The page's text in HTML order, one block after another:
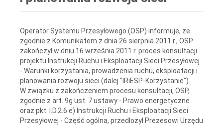
Operator Systemu Przesyłowego (OSP) informuje, że
zgodnie z Komunikatem z dnia 26 sierpnia 2011 r., OSP
zakończył w dniu 16 września 2011 r. proces konsultacji
projektu Instrukcji Ruchu i Eksploatacji Sieci Przesyłowej
- Warunki korzystania, prowadzenia ruchu, eksploatacji i
planowania rozwoju sieci (dalej "IRiESP-Korzystanie").
W związku z zakończeniem procesu konsultacji, OSP,
zgodnie z art. 9g ust. 7 ustawy - Prawo energetyczne
oraz pkt. I.D.2.6 e) Instrukcji Ruchu i Eksploatacji Sieci
Przesyłowej - Część ogólna, przedłożył Prezesowi Urzędu